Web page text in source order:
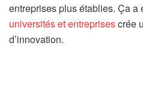
entreprises plus établies. Ça a
universités et entreprisescrée
d’innovation.